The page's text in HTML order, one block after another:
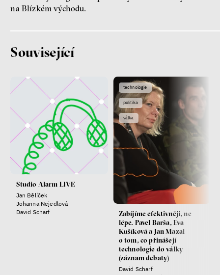
Patricia Churchland
Filozofka
na Blízkém východu.
Související
Studio Alarm LIVE
Jan Bělíček
Johanna Nejedlová
David Scharf
technologie
politika
válka
Zabíjíme efektivněji, ne
lépe. Pavel Barša, Eva
Kušíková a Jan Mazal
o tom, co přinášejí
technologie do války
(záznam debaty)
David Scharf